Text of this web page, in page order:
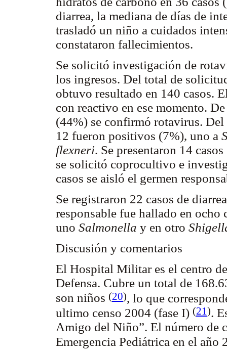
diarrea, la mediana de días de
trasladó un niño a cuidados
constataron fallecimientos.
Se solicitó investigación de
los ingresos. Del total de
obtuvo resultado en 140 casos.
con reactivo en ese momento.
(44%) se confirmó rotavirus.
12 fueron positivos (7%), uno a
flexneri. Se presentaron 14
se solicitó coprocultivo e
casos se aisló el germen
Se registraron 22 casos de
responsable fue hallado en ocho
uno Salmonella y en otro
Discusión y comentarios
El Hospital Militar es el centro
Defensa. Cubre un total de
son niños (20), lo que
ultimo censo 2004 (fase I) (21).
Amigo del Niño”. El número de
Emergencia Pediátrica en el